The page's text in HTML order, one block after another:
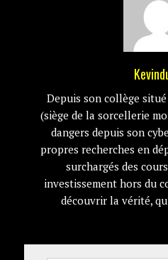
Depuis son collège
(siège de la sorcellerie
dangers depuis son
propres recherches en
surchargés des
investissement hors du
découvrir la vérité,